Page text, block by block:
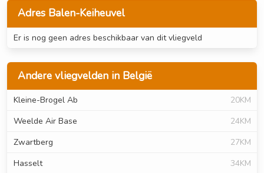
Adres Balen-Keiheuvel
Er is nog geen adres beschikbaar van dit vliegveld
Andere vliegvelden in België
Kleine-Brogel Ab
20KM
Weelde Air Base
24KM
Zwartberg
27KM
Hasselt
34KM